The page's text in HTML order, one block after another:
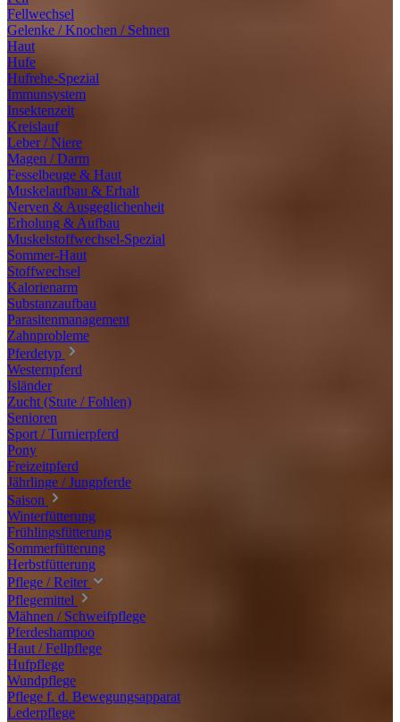
Fellwechsel
Gelenke / Knochen / Sehnen
Haut
Hufe
Hufrehe-Spezial
Immunsystem
Insektenzeit
Kreislauf
Leber / Niere
Magen / Darm
Fesselbeuge & Haut
Muskelaufbau & Erhalt
Nerven & Ausgeglichenheit
Erholung & Aufbau
Muskelstoffwechsel-Spezial
Sommer-Haut
Stoffwechsel
Kalorienarm
Substanzaufbau
Parasitenmanagement
Zahnprobleme
Pferdetyp
Westernpferd
Isländer
Zucht (Stute / Fohlen)
Senioren
Sport / Turnierpferd
Pony
Freizeitpferd
Jährlinge / Jungpferde
Saison
Winterfütterung
Frühlingsfütterung
Sommerfütterung
Herbstfütterung
Pflege / Reiter
Pflegemittel
Mähnen / Schweifpflege
Pferdeshampoo
Haut / Fellpflege
Hufpflege
Wundpflege
Pflege f. d. Bewegungsapparat
Lederpflege